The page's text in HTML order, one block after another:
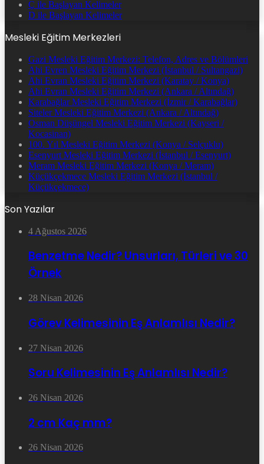
Ç ile Başlayan Kelimeler
D ile Başlayan Kelimeler
Mesleki Eğitim Merkezleri
Gazi Mesleki Eğitim Merkezi: Telefon, Adres ve Bölümleri
Ahi Evren Mesleki Eğitim Merkezi (İstanbul / Sultangazi)
Ahi Evran Mesleki Eğitim Merkezi (Karatay / Konya)
Ahi Evran Mesleki Eğitim Merkezi (Ankara / Altındağ)
Karabağlar Mesleki Eğitim Merkezi (İzmir / Karabağlar)
Siteler Mesleki Eğitim Merkezi (Ankara / Altındağ)
Osman Düşüngel Mesleki Eğitim Merkezi (Kayseri /
Kocasinan)
100. Yıl Mesleki Eğitim Merkezi (Konya / Selçuklu)
Esenyurt Mesleki Eğitim Merkezi (İstanbul / Esenyurt)
Meram Mesleki Eğitim Merkezi (Konya / Meram)
Küçükçekmece Mesleki Eğitim Merkezi (İstanbul /
Küçükçekmece)
Son Yazılar
4 Ağustos 2026
Benzetme Nedir? Unsurları, Türleri ve 30
Örnek
28 Nisan 2026
Görev Kelimesinin Eş Anlamlısı Nedir?
27 Nisan 2026
Soru Kelimesinin Eş Anlamlısı Nedir?
26 Nisan 2026
2 cm Kaç mm?
26 Nisan 2026